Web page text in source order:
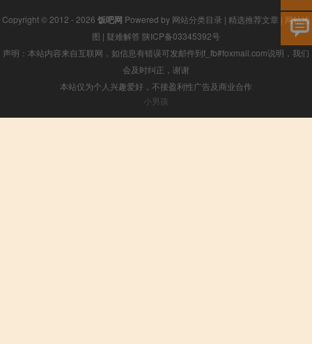
Copyright © 2012 - 2026 饭吧网 Powered by 网站分类目录 | 精选推荐文章 | 网站地
图 | 疑难解答 陕ICP备03345392号
声明：本站内容来自互联网，如信息有错误可发邮件到f_fb#foxmail.com说明，我们
会及时纠正，谢谢
本站仅为个人兴趣爱好，不接盈利性广告及商业合作
小男孩